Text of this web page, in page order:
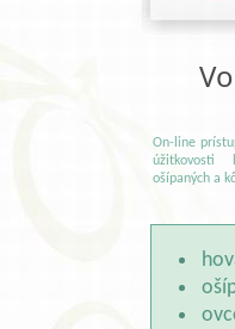
On-line
úžitkovosti
ošípaných a